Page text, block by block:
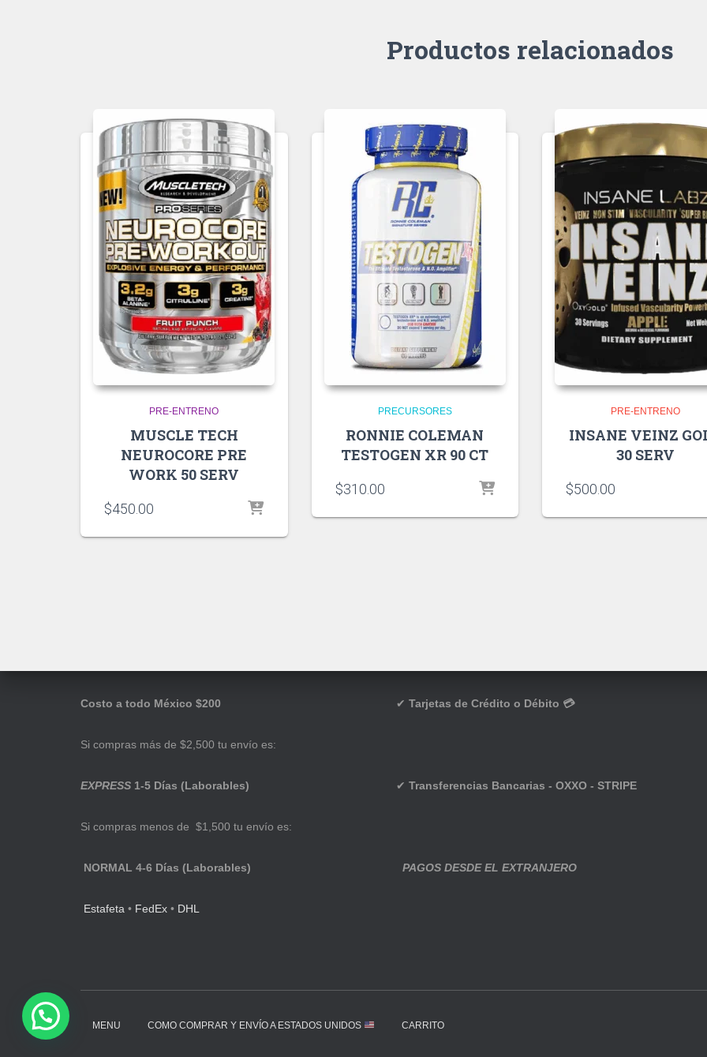
Productos relacionados
PRE-ENTRENO
MUSCLE TECH
NEUROCORE PRE
WORK 50 SERV
$450.00
PRECURSORES
RONNIE COLEMAN
TESTOGEN XR 90 CT
$310.00
PRE-ENTRENO
INSANE VEINZ
30 SERV
$500.00
Costo a todo México $200
Si compras más de $2,500 tu envío es:
EXPRESS 1-5 Días (Laborables)
Si compras menos de $1,500 tu envío es:
NORMAL 4-6 Días (Laborables)
Estafeta • FedEx • DHL
✔ Tarjetas de Crédito o Débito 💳
✔ Transferencias Bancarias - OXXO - STRIPE
PAGOS DESDE EL EXTRANJERO
MENU COMO COMPRAR Y ENVÍO A ESTADOS UNIDOS CARRITO